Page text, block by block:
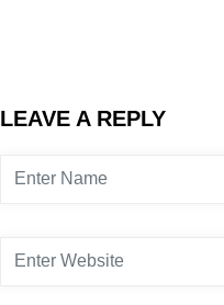
LEAVE A REPLY